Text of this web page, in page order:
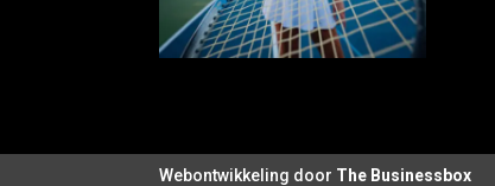
Webontwikkeling door The Businessbox